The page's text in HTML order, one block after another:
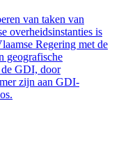
van taken van
overheidsinstanties is
Regering met de
geografische
de GDI, door
zijn aan GDI-